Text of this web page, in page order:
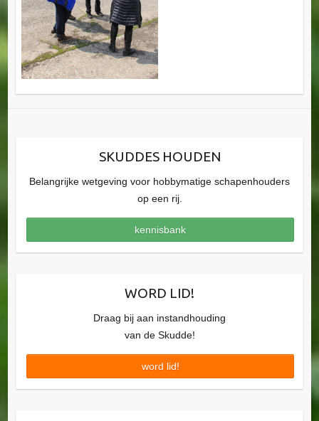
SKUDDES HOUDEN
Belangrijke wetgeving voor hobbymatige schapenhouders
op een rij.
kennisbank
WORD LID!
Draag bij aan instandhouding
van de Skudde!
word lid!